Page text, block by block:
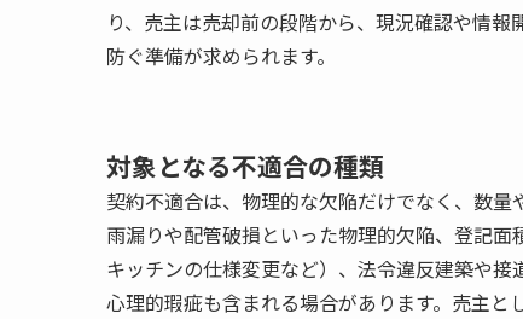
り、売主は売却前の段階から、現況確認や情
防ぐ準備が求められます。
対象となる不適合の種類
契約不適合は、物理的な欠陥だけでなく、数量
雨漏りや配管破損といった物理的欠陥、登記
キッチンの仕様変更など）、法令違反建築や
心理的瑕疵も含まれる場合があります。売主